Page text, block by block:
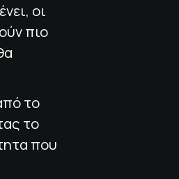
οι
πιο
το
το
που